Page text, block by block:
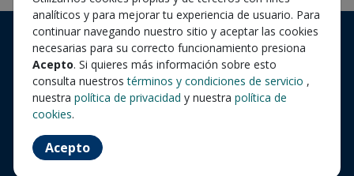
analíticos y para mejorar tu experiencia de usuario. Para
continuar navegando nuestro sitio y aceptar las cookies
necesarias para su correcto funcionamiento presiona
Acepto. Si quieres más información sobre esto
consulta nuestrostérminos y condiciones de servicio ,
nuestra política de privacidad y nuestra política de
cookies.
Acepto
Noticias